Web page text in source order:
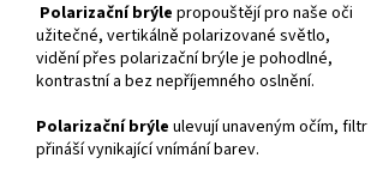
Polarizační brýle propouštějí pro naše oči
užitečné, vertikálně polarizované světlo,
vidění přes polarizační brýle je pohodlné,
kontrastní a bez nepříjemného oslnění.
Polarizační brýle ulevují unaveným očím, filtr
přináší vynikající vnímání barev.